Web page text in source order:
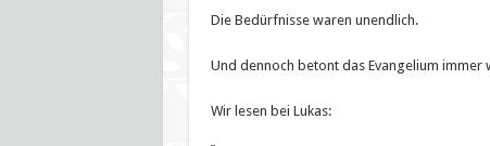
Die Bedürfnisse waren unendlich.
Und dennoch betont das Evangelium immer
Wir lesen bei Lukas: